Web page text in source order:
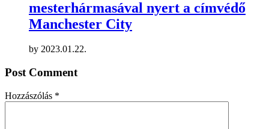
mesterhármasával nyert a címvédő
Manchester City
by 2023.01.22.
Post Comment
Hozzászólás *